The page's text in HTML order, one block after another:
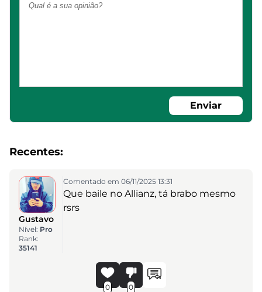
Enviar
Recentes:
Gustavo
Nível: Pro
Rank:
35141
Comentado em 06/11/2025 13:31
Que baile no Allianz, tá brabo mesmo
rsrs
0 0